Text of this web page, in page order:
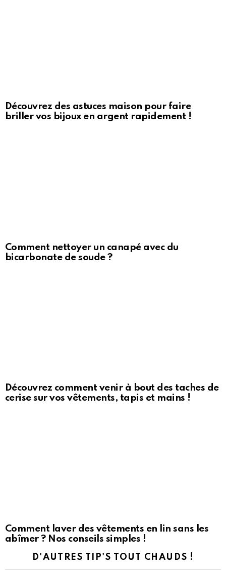
Découvrez des astuces maison pour faire
briller vos bijoux en argent rapidement !
Comment nettoyer un canapé avec du
bicarbonate de soude ?
Découvrez comment venir à bout des taches de
cerise sur vos vêtements, tapis et mains !
Comment laver des vêtements en lin sans les
abîmer ? Nos conseils simples !
D'AUTRES TIP'S TOUT CHAUDS !